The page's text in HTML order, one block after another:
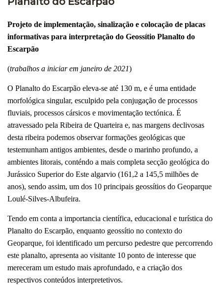
Projeto de implementação, sinalização e colocação de placas
informativas para interpretação do Geossítio Planalto do
Escarpão
(trabalhos a iniciar em janeiro de 2021)
O Planalto do Escarpão eleva-se até 130 m, e é uma entidade
morfológica singular, esculpido pela conjugação de processos
fluviais, processos cársicos e movimentação tectónica. É
atravessado pela Ribeira de Quarteira e, nas margens declivosas
desta ribeira podemos observar formações geológicas que
testemunham antigos ambientes, desde o marinho profundo, a
ambientes litorais, conténdo a mais completa secção geológica do
Jurássico Superior do Este algarvio (161,2 a 145,5 milhões de
anos), sendo assim, um dos 10 principais geossítios do Geoparque
Loulé-Silves-Albufeira.
Tendo em conta a importancia científica, educacional e turística do
Planalto do Escarpão, enquanto geossítio no contexto do
Geoparque, foi identificado um percurso pedestre que percorrendo
este planalto, apresenta ao visitante 10 ponto de interesse que
mereceram um estudo mais aprofundado, e a criação dos
respectivos conteúdos interpretetivos.